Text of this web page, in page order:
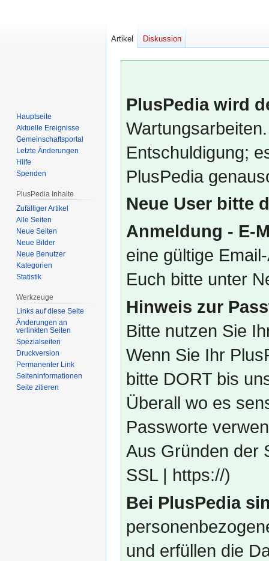
PlusPedia wird
Entschuldigung;
PlusPedia
Neue User bitte
Anmeldung - E-
eine gültige
Euch bitte unter
Hinweis zur
Bitte nutzen Sie
Wenn Sie Ihr
bitte DORT bis
Überall wo es
Passworte
Aus Gründen der
SSL | https://)
Bei PlusPedia
und erfüllen die
Artikel Diskussion
Hauptseite
Aktuelle Ereignisse
Gemeinschafts­portal
Letzte Änderungen
Hilfe
Spenden
PlusPedia Inhalte
Zufälliger Artikel
Alle Seiten
Neue Seiten
Neue Bilder
Neue Benutzer
Kategorien
Statistik
Werkzeuge
Links auf diese Seite
Änderungen an
verlinkten Seiten
Spezialseiten
Druckversion
Permanenter Link
Seiten­­informationen
Seite zitieren